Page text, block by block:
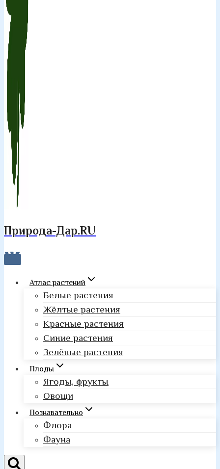
Природа-Дар.RU
Атлас растений
Белые растения
Жёлтые растения
Красные растения
Синие растения
Зелёные растения
Плоды
Ягоды, фрукты
Овощи
Познавательно
Флора
Фауна